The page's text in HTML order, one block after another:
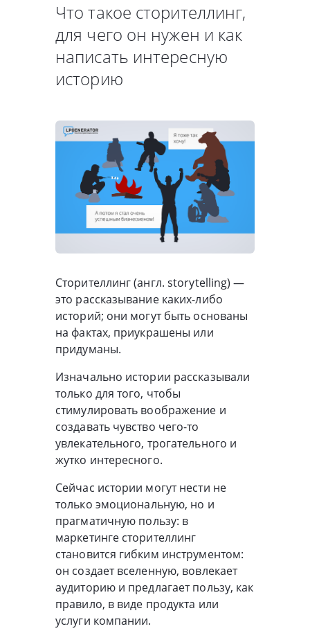
Что такое сторителлинг,
для чего он нужен и как
написать интересную
историю
Сторителлинг (англ. storytelling) —
это рассказывание каких-либо
историй; они могут быть основаны
на фактах, приукрашены или
придуманы.
Изначально истории рассказывали
только для того, чтобы
стимулировать воображение и
создавать чувство чего-то
увлекательного, трогательного и
жутко интересного.
Сейчас истории могут нести не
только эмоциональную, но и
прагматичную пользу: в
маркетинге сторителлинг
становится гибким инструментом:
он создает вселенную, вовлекает
аудиторию и предлагает пользу, как
правило, в виде продукта или
услуги компании.